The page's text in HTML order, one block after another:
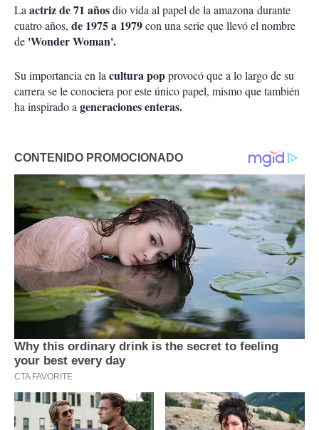
Laactriz de 71 añosdio vida al papel de la amazona durante
cuatro años, de 1975 a 1979con una serie que llevó el nombre
de 'Wonder Woman'.
Su importancia en lacultura popprovocó que a lo largo de su
carrera se le conociera por este único papel, mismo que también
ha inspirado ageneraciones enteras.